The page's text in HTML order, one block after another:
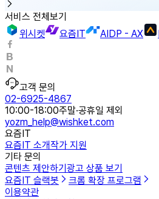
서비스 전체보기
위시켓
요즘IT AIDP - AX
고객 문의
02-6925-4867
10:00-18:00주말·공휴일 제외
yozm_help@wishket.com
요즘IT
요즘IT 소개작가 지원
기타 문의
콘텐츠 제안하기 광고 상품 보기
요즘IT 슬랙봇
크롬 확장 프로그램
이용약관